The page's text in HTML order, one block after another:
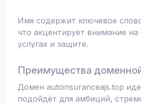
Имя содержит ключевое
что акцентирует внимание на
услугах и защите.
Преимущества
Домен autoinsuranceajs.top
подойдёт для амбиций,